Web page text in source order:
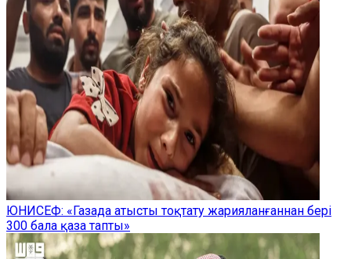
ЮНИСЕФ: «Газада атысты тоқтату жарияланғаннан бері
300 бала қаза тапты»